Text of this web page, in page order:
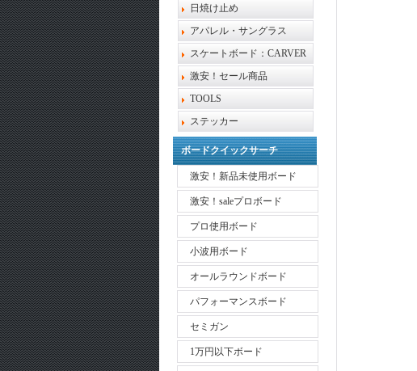
日焼け止め
アパレル・サングラス
スケートボード：CARVER
激安！セール商品
TOOLS
ステッカー
ボードクイックサーチ
激安！新品未使用ボード
激安！saleプロボード
プロ使用ボード
小波用ボード
オールラウンドボード
パフォーマンスボード
セミガン
1万円以下ボード